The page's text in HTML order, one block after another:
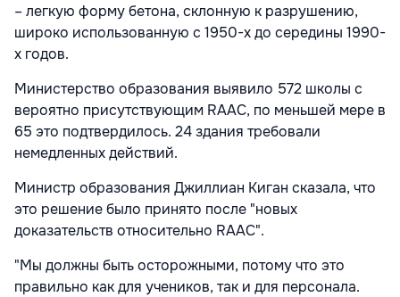
– легкую форму бетона, склонную к разрушению,
широко использованную с 1950-х до середины 1990-
х годов.
Министерство образования выявило 572 школы с
вероятно присутствующим RAAC, по меньшей мере в
65 это подтвердилось. 24 здания требовали
немедленных действий.
Министр образования Джиллиан Киган сказала, что
это решение было принято после "новых
доказательств относительно RAAC".
"Мы должны быть осторожными, потому что это
правильно как для учеников, так и для персонала.